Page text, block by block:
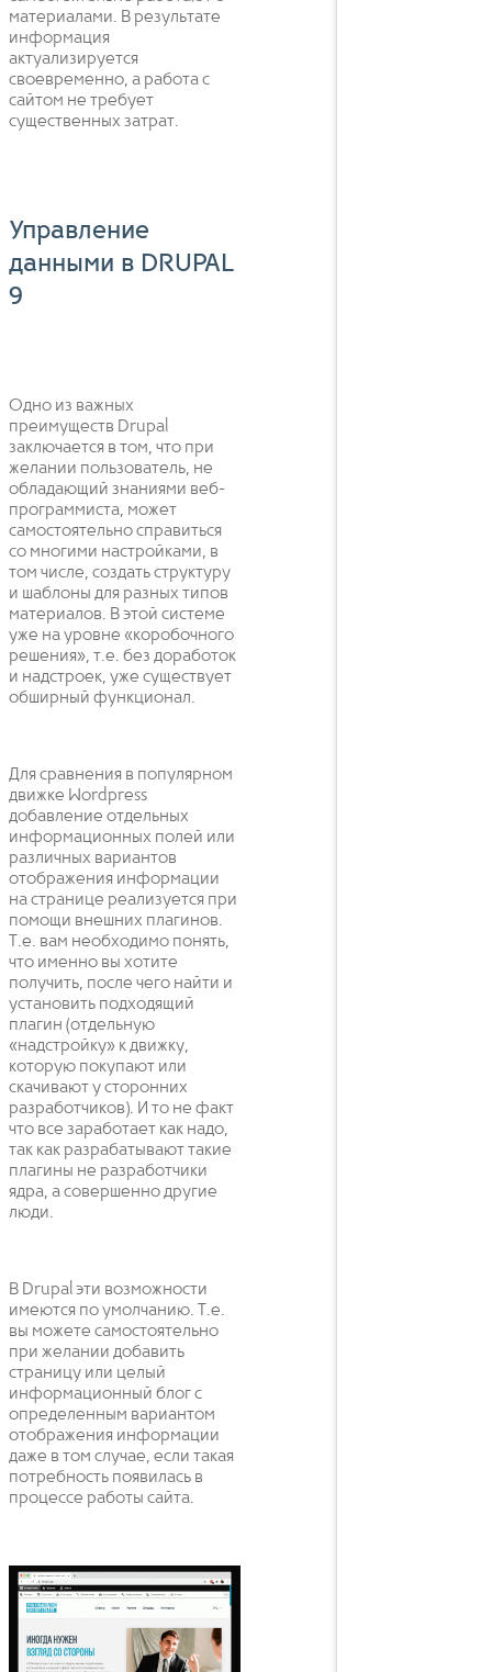
материалами. В результате
информация
актуализируется
своевременно, а работа с
сайтом не требует
существенных затрат.
Управление
данными в DRUPAL
9
Одно из важных
преимуществ Drupal
заключается в том, что при
желании пользователь, не
обладающий знаниями веб-
программиста, может
самостоятельно справиться
со многими настройками, в
том числе, создать структуру
и шаблоны для разных типов
материалов. В этой системе
уже на уровне «коробочного
решения», т.е. без доработок
и надстроек, уже существует
обширный функционал.
Для сравнения в популярном
движке Wordpress
добавление отдельных
информационных полей или
различных вариантов
отображения информации
на странице реализуется при
помощи внешних плагинов.
Т.е. вам необходимо понять,
что именно вы хотите
получить, после чего найти и
установить подходящий
плагин (отдельную
«надстройку» к движку,
которую покупают или
скачивают у сторонних
разработчиков). И то не факт
что все заработает как надо,
так как разрабатывают такие
плагины не разработчики
ядра, а совершенно другие
люди.
В Drupal эти возможности
имеются по умолчанию. Т.е.
вы можете самостоятельно
при желании добавить
страницу или целый
информационный блог с
определенным вариантом
отображения информации
даже в том случае, если такая
потребность появилась в
процессе работы сайта.